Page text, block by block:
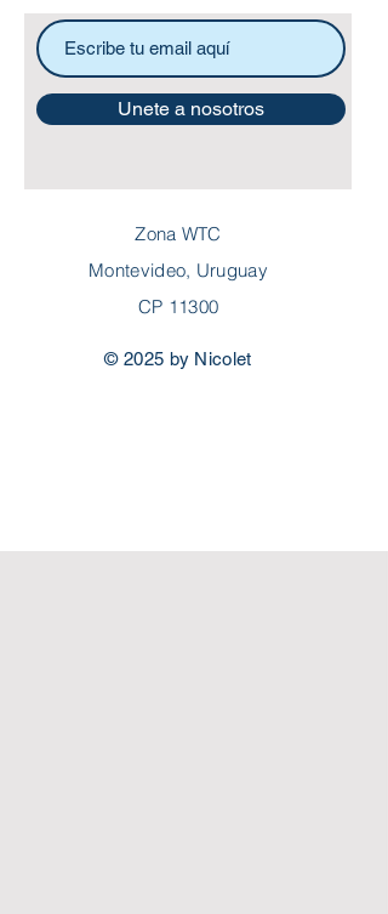
Unete a nosotros
Zona WTC
Montevideo, Uruguay
CP 11300
© 2025 by Nicolet